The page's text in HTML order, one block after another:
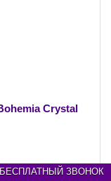
Crystal
БЕСПЛАТНЫЙ ЗВОНОК